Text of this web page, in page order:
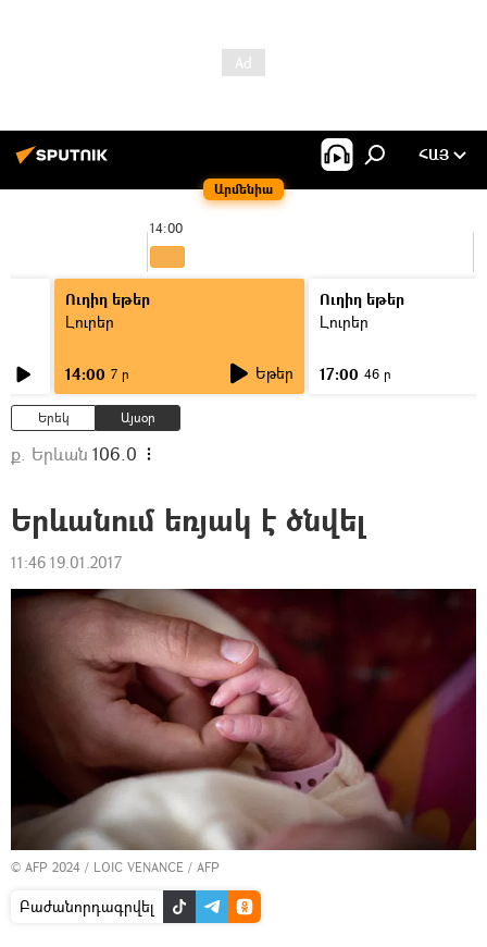
Արմենիա
ՀԱՅ
14:00
Ուղիղ եթեր
Լուրեր
14:00 7 ր Եթեր
Ուղիղ եթեր
Լուրեր
17:00 46 ր
Երեկ Այսօր
ք. Երևան 106.0
Երևանում եռյակ է ծնվել
11:46 19.01.2017
© AFP 2024 / LOIC VENANCE / AFP
Բաժանորդագրվել